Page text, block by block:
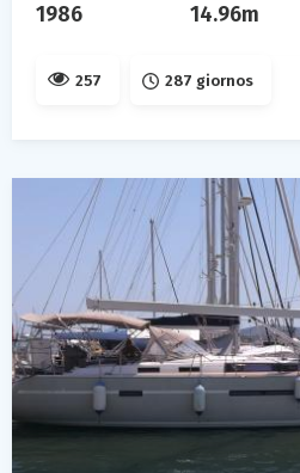
1986 14.96m
257 287 giornos